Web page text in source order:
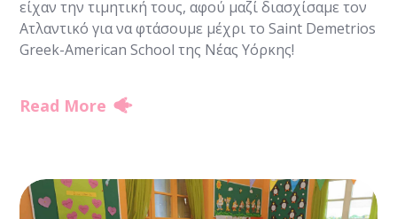
είχαν την τιμητική τους, αφού μαζί διασχίσαμε τον
Ατλαντικό για να φτάσουμε μέχρι το Saint Demetrios
Greek-American School της Νέας Υόρκης!
Read More